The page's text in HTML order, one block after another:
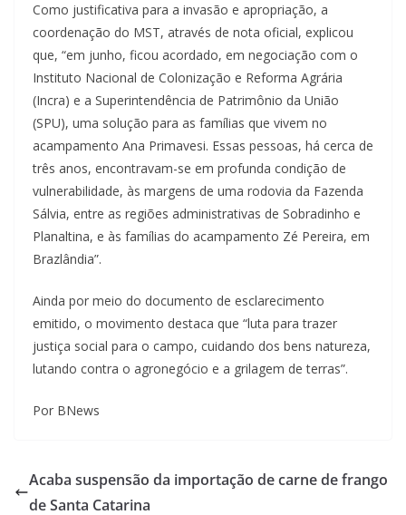
Como justificativa para a invasão e apropriação, a
coordenação do MST, através de nota oficial, explicou
que, “em junho, ficou acordado, em negociação com o
Instituto Nacional de Colonização e Reforma Agrária
(Incra) e a Superintendência de Patrimônio da União
(SPU), uma solução para as famílias que vivem no
acampamento Ana Primavesi. Essas pessoas, há cerca de
três anos, encontravam-se em profunda condição de
vulnerabilidade, às margens de uma rodovia da Fazenda
Sálvia, entre as regiões administrativas de Sobradinho e
Planaltina, e às famílias do acampamento Zé Pereira, em
Brazlândia”.
Ainda por meio do documento de esclarecimento
emitido, o movimento destaca que “luta para trazer
justiça social para o campo, cuidando dos bens natureza,
lutando contra o agronegócio e a grilagem de terras”.
Por BNews
Acaba suspensão da importação de carne de frango
de Santa Catarina